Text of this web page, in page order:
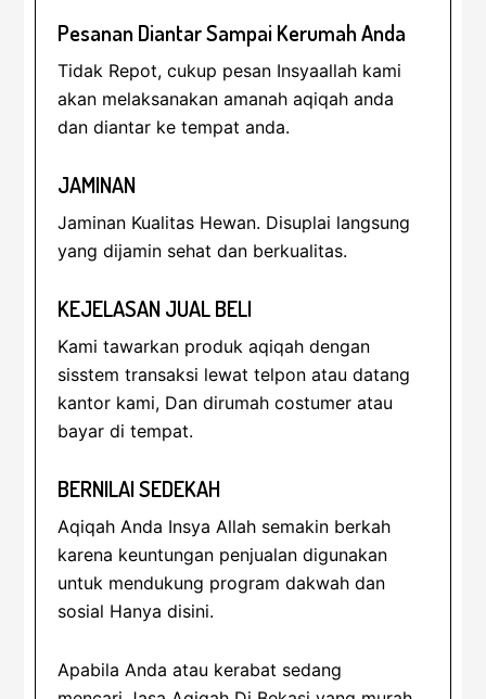
Pesanan Diantar Sampai Kerumah Anda
Tidak Repot, cukup pesan Insyaallah kami
akan melaksanakan amanah aqiqah anda
dan diantar ke tempat anda.
JAMINAN
Jaminan Kualitas Hewan. Disuplai langsung
yang dijamin sehat dan berkualitas.
KEJELASAN JUAL BELI
Kami tawarkan produk aqiqah dengan
sisstem transaksi lewat telpon atau datang
kantor kami, Dan dirumah costumer atau
bayar di tempat.
BERNILAI SEDEKAH
Aqiqah Anda Insya Allah semakin berkah
karena keuntungan penjualan digunakan
untuk mendukung program dakwah dan
sosial Hanya disini.
Apabila Anda atau kerabat sedang